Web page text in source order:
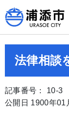
法律相談
記事番号： 10-3
公開日 1900年01